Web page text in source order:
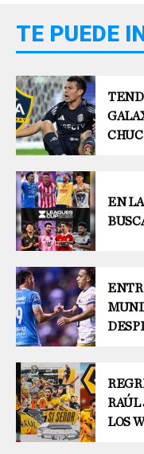
TE PUEDE
EN
RAÚL
LOS